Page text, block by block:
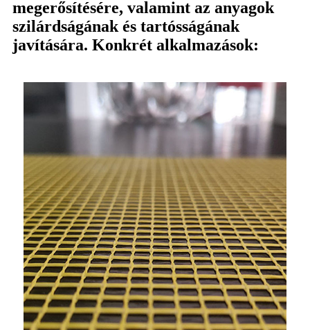
megerősítésére, valamint az anyagok
szilárdságának és tartósságának
javítására. Konkrét alkalmazások: